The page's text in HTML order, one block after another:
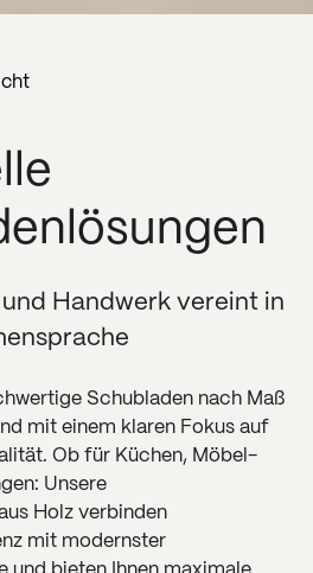
Handwerk vereint in
Schubladen nach Maß
mit einem klaren Fokus auf
Ob für Küchen, Möbel-
Unsere
Holz verbinden
mit modernster